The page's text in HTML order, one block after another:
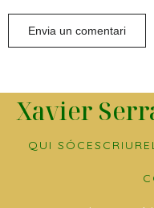
Xavier
QUI SÓC ESCRIURE